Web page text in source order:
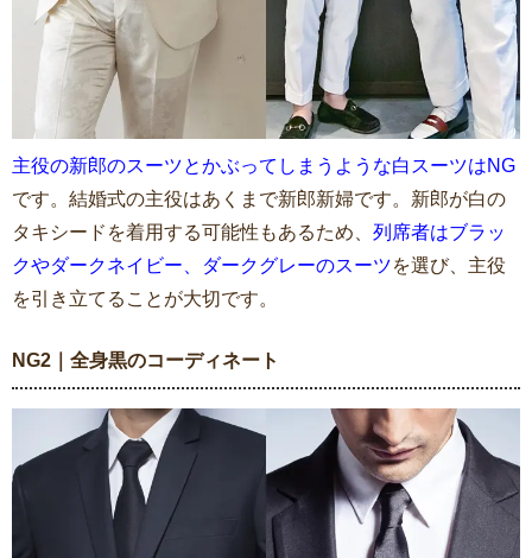
主役の新郎のスーツとかぶってしまうような白スーツはNG
です。結婚式の主役はあくまで新郎新婦です。新郎が白の
タキシードを着用する可能性もあるため、 列席者はブラッ
クやダークネイビー、ダークグレーのスーツを選び、主役
を引き立てることが大切です。
NG2｜全身黒のコーディネート